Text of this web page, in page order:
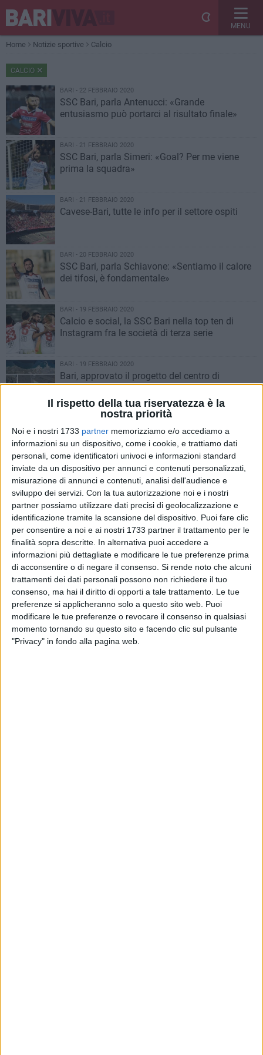
Il rispetto della tua riservatezza è la
nostra priorità
Noi e i nostri 1733 partner memorizziamo e/o accediamo a
informazioni su un dispositivo, come i cookie, e trattiamo dati
personali, come identificatori univoci e informazioni standard
inviate da un dispositivo per annunci e contenuti personalizzati,
misurazione di annunci e contenuti, analisi dell'audience e
sviluppo dei servizi. Con la tua autorizzazione noi e i nostri
partner possiamo utilizzare dati precisi di geolocalizzazione e
identificazione tramite la scansione del dispositivo. Puoi fare clic
per consentire a noi e ai nostri 1733 partner il trattamento per le
finalità sopra descritte. In alternativa puoi accedere a
informazioni più dettagliate e modificare le tue preferenze prima
di acconsentire o di negare il consenso. Si rende noto che alcuni
trattamenti dei dati personali possono non richiedere il tuo
consenso, ma hai il diritto di opporti a tale trattamento. Le tue
preferenze si applicheranno solo a questo sito web. Puoi
modificare le tue preferenze o revocare il consenso in qualsiasi
momento tornando su questo sito e facendo clic sul pulsante
"Privacy" in fondo alla pagina web.
MENU
Home Notizie sportive Calcio
CALCIO
BARI - 22 FEBBRAIO 2020
SSC Bari, parla Antenucci: «Grande
entusiasmo può portarci al risultato finale»
BARI - 21 FEBBRAIO 2020
SSC Bari, parla Simeri: «Goal? Per me viene
prima la squadra»
BARI - 21 FEBBRAIO 2020
Cavese-Bari, tutte le info per il settore ospiti
BARI - 20 FEBBRAIO 2020
SSC Bari, parla Schiavone: «Sentiamo il calore
dei tifosi, è fondamentale»
BARI - 19 FEBBRAIO 2020
Calcio e social, la SSC Bari nella top ten di
Instagram fra le società di terza serie
BARI - 19 FEBBRAIO 2020
Bari, approvato il progetto del centro di
raccolta differenziata a Catino
BARI - 19 FEBBRAIO 2020
Cavese-Bari, arbitra Matteo Gualtieri di Asti
BARI - 18 FEBBRAIO 2020
SSC Bari, parla Ciofani: «Crediamo alla
rimonta, la continuità è fondamentale»
BARI - 17 FEBBRAIO 2020
Qualità, goal e convinzione: il Bari torna a fare
la voce grossa
BARI - 16 FEBBRAIO 2020
Bari-Picerno 3-0, Vivarini: «Questo è il
momento di accelerare». Laribi: «Tenere
entusiasmo alto»
BARI - 16 FEBBRAIO 2020
Laribi-Antenucci-Scavone, il Picerno va ko: 3-0.